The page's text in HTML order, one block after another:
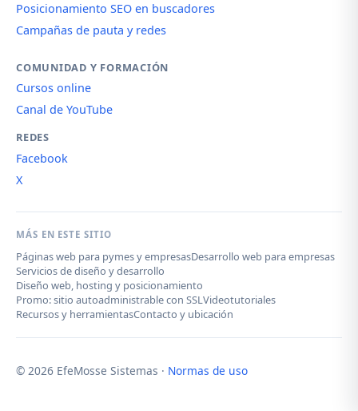
Posicionamiento SEO en buscadores
Campañas de pauta y redes
COMUNIDAD Y FORMACIÓN
Cursos online
Canal de YouTube
REDES
Facebook
X
MÁS EN ESTE SITIO
Páginas web para pymes y empresasDesarrollo web para empresas
Servicios de diseño y desarrollo
Diseño web, hosting y posicionamiento
Promo: sitio autoadministrable con SSLVideotutoriales
Recursos y herramientasContacto y ubicación
© 2026 EfeMosse Sistemas · Normas de uso